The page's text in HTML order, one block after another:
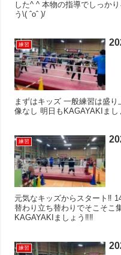
した^ ^ 本物の指導でしっか
う\( ˆoˆ )/
練習
まずはキッズ 一般練習は盛
像なし 明日もKAGAYAKIまし
練習
元気なキッズからスタート‼︎
替わり立ち替わりでそこそこ
KAGAYAKIましょう‼︎‼︎
練習